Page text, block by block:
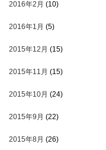
2016年2月 (10)
2016年1月 (5)
2015年12月 (15)
2015年11月 (15)
2015年10月 (24)
2015年9月 (22)
2015年8月 (26)